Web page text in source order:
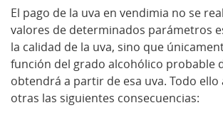
El pago de la uva en vendimia no se
valores de determinados parámetros
la calidad de la uva, sino que
función del grado alcohólico probable
obtendrá a partir de esa uva. Todo
otras las siguientes consecuencias: